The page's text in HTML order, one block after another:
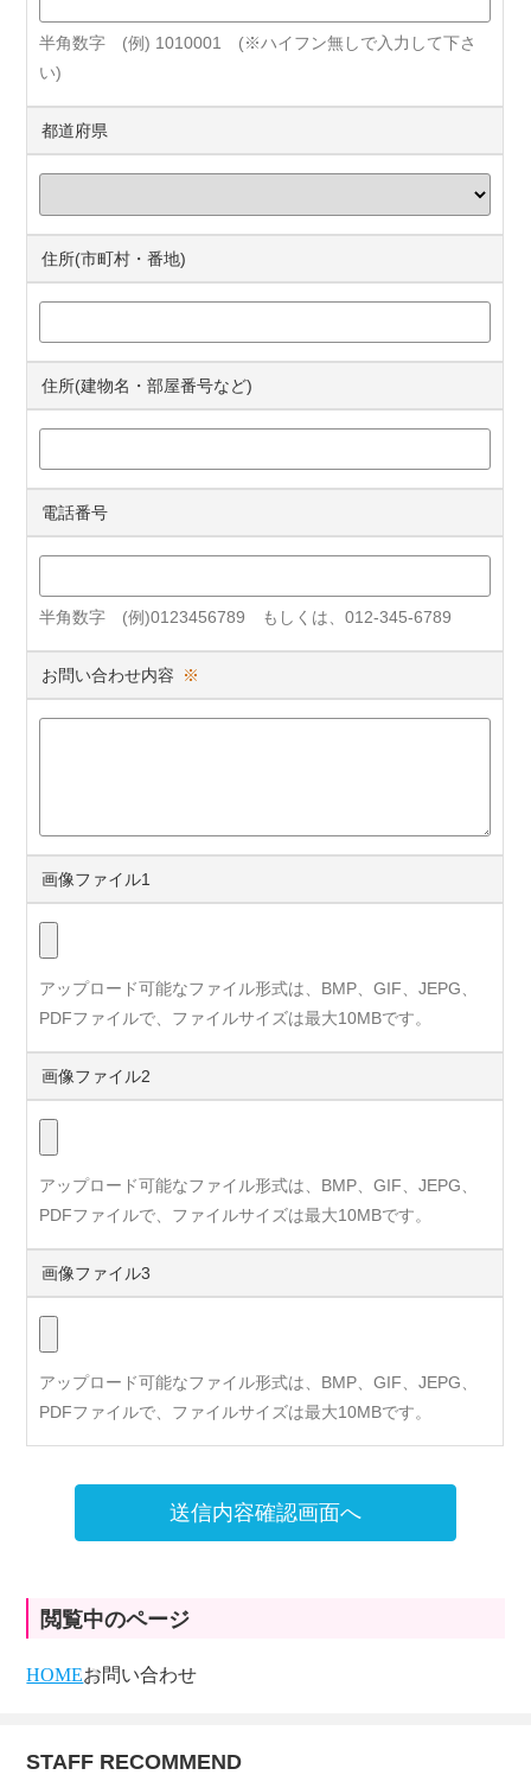
半角数字 (例) 1010001 (※ハイフン無しで入力して下さ
い)
都道府県
住所(市町村・番地)
住所(建物名・部屋番号など)
電話番号
半角数字 (例)0123456789 もしくは、012-345-6789
お問い合わせ内容 ※
画像ファイル1
アップロード可能なファイル形式は、BMP、GIF、JEPG、
PDFファイルで、ファイルサイズは最大10MBです。
画像ファイル2
アップロード可能なファイル形式は、BMP、GIF、JEPG、
PDFファイルで、ファイルサイズは最大10MBです。
画像ファイル3
アップロード可能なファイル形式は、BMP、GIF、JEPG、
PDFファイルで、ファイルサイズは最大10MBです。
送信内容確認画面へ
閲覧中のページ
HOMEお問い合わせ
STAFF RECOMMEND